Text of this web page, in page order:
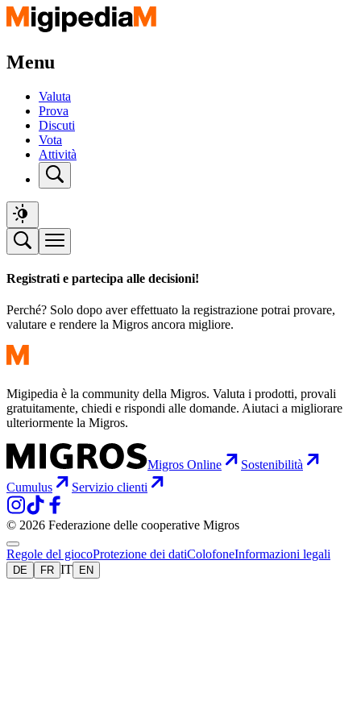
Menu
Valuta
Prova
Discuti
Vota
Attività
Registrati e partecipa alle decisioni!
Perché? Solo dopo aver effettuato la registrazione potrai provare,
valutare e rendere la Migros ancora migliore.
Migipedia è la community della Migros. Valuta i prodotti, provali
gratuitamente, chiedi e rispondi alle domande. Aiutaci a migliorare
ulteriormente la Migros.
Migros Online
Sostenibilità
Cumulus
Servizio clienti
© 2026 Federazione delle cooperative Migros
Regole del giocoProtezione dei datiColofoneInformazioni legali
DE FR IT EN